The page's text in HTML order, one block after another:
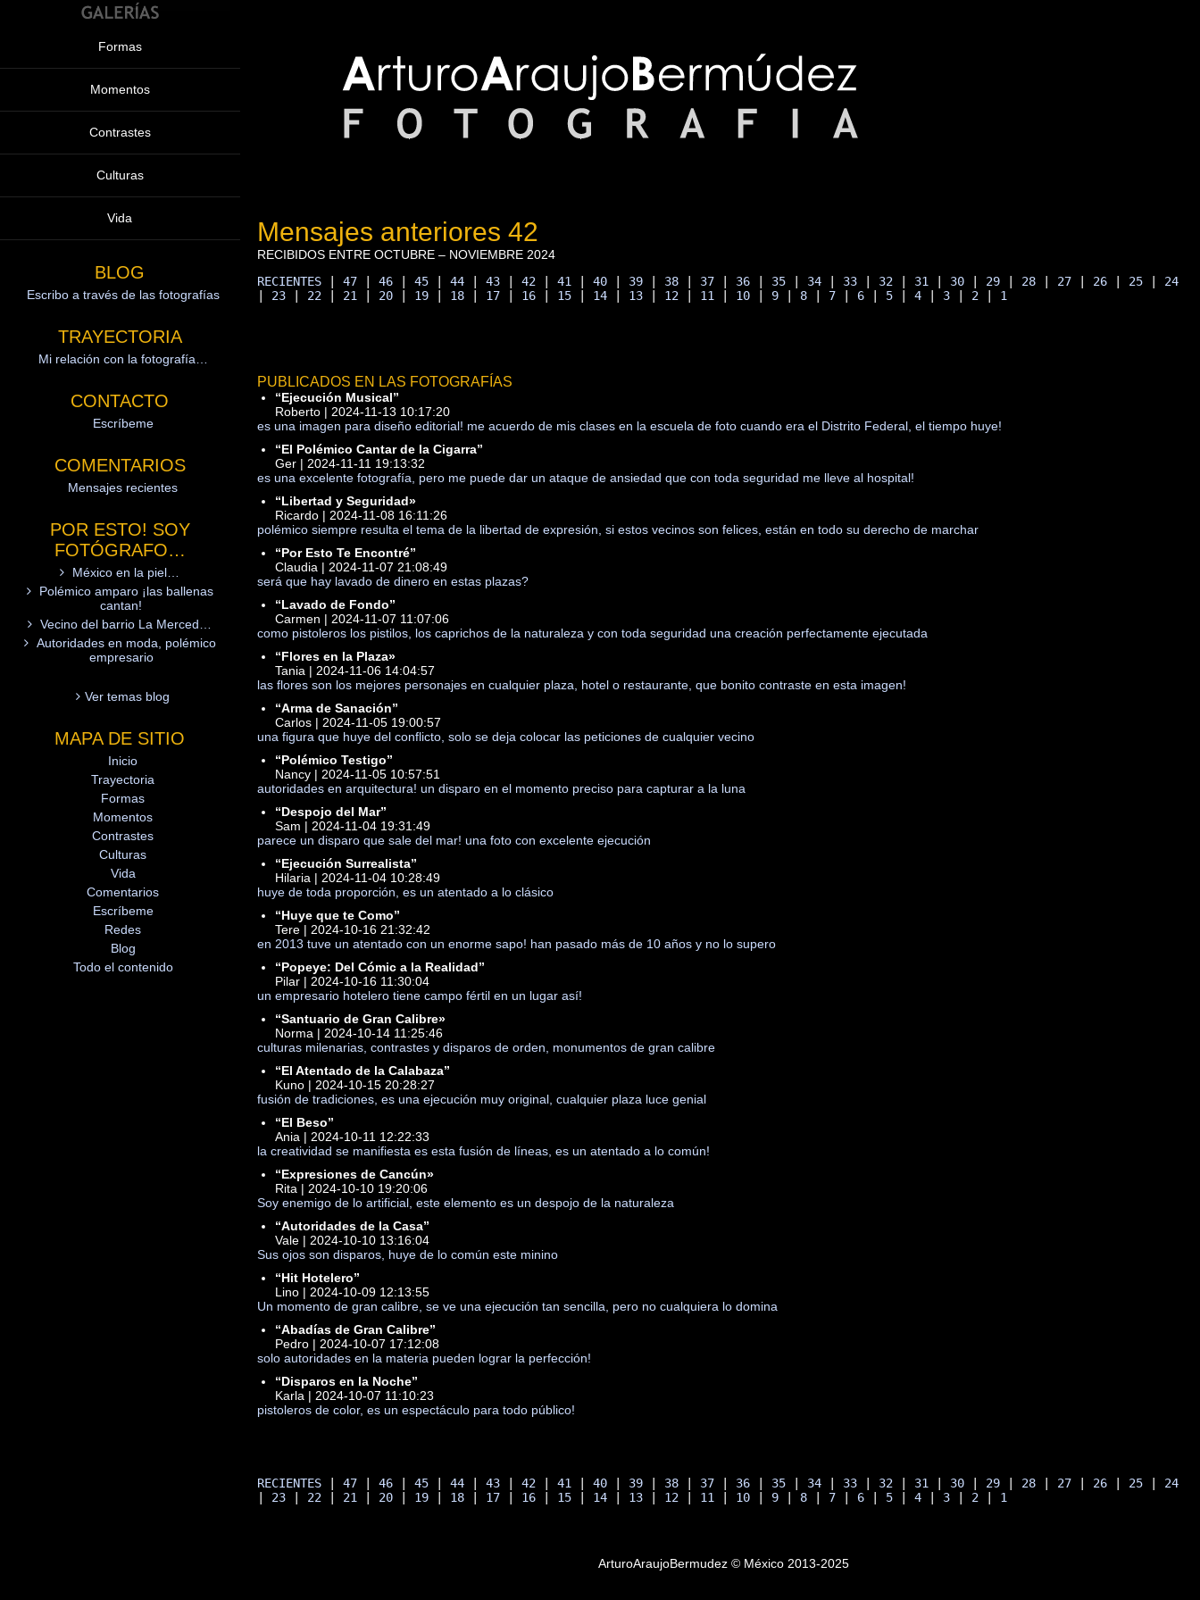
Formas
Momentos
Contrastes
Culturas
Vida
BLOG
Escribo a través de las fotografías
TRAYECTORIA
Mi relación con la fotografía…
CONTACTO
Escríbeme
COMENTARIOS
Mensajes recientes
POR ESTO! SOY
FOTÓGRAFO…
México en la piel…
Polémico amparo ¡las ballenas
cantan!
Vecino del barrio La Merced…
Autoridades en moda, polémico
empresario
Ver temas blog
MAPA DE SITIO
Inicio
Trayectoria
Formas
Momentos
Contrastes
Culturas
Vida
Comentarios
Escríbeme
Redes
Blog
Todo el contenido
Mensajes anteriores 42
RECIBIDOS ENTRE OCTUBRE – NOVIEMBRE 2024
RECIENTES | 47 | 46 | 45 | 44 | 43 | 42 | 41 | 40 39 38 37 36 35 34 33 32 31 30 29 28 27 26 25
24
23 22 21 20 19 18 17 16 15 14 13 12 11 10 9 8 7 6 5 | 4 3 2 1
PUBLICADOS EN LAS FOTOGRAFÍAS
“Ejecución Musical”
Roberto | 2024-11-13 10:17:20
es una imagen para diseño editorial! me acuerdo de mis clases en la escuela de foto cuando era el Distrito Federal, el tiempo huye!
“El Polémico Cantar de la Cigarra”
Ger | 2024-11-11 19:13:32
es una excelente fotografía, pero me puede dar un ataque de ansiedad que con toda seguridad me lleve al hospital!
“Libertad y Seguridad»
Ricardo | 2024-11-08 16:11:26
polémico siempre resulta el tema de la libertad de expresión, si estos vecinos son felices, están en todo su derecho de marchar
“Por Esto Te Encontré”
Claudia | 2024-11-07 21:08:49
será que hay lavado de dinero en estas plazas?
“Lavado de Fondo”
Carmen | 2024-11-07 11:07:06
como pistoleros los pistilos, los caprichos de la naturaleza y con toda seguridad una creación perfectamente ejecutada
“Flores en la Plaza»
Tania | 2024-11-06 14:04:57
las flores son los mejores personajes en cualquier plaza, hotel o restaurante, que bonito contraste en esta imagen!
“Arma de Sanación”
Carlos | 2024-11-05 19:00:57
una figura que huye del conflicto, solo se deja colocar las peticiones de cualquier vecino
“Polémico Testigo”
Nancy | 2024-11-05 10:57:51
autoridades en arquitectura! un disparo en el momento preciso para capturar a la luna
“Despojo del Mar”
Sam | 2024-11-04 19:31:49
parece un disparo que sale del mar! una foto con excelente ejecución
“Ejecución Surrealista”
Hilaria | 2024-11-04 10:28:49
huye de toda proporción, es un atentado a lo clásico
“Huye que te Como”
Tere | 2024-10-16 21:32:42
en 2013 tuve un atentado con un enorme sapo! han pasado más de 10 años y no lo supero
“Popeye: Del Cómic a la Realidad”
Pilar | 2024-10-16 11:30:04
un empresario hotelero tiene campo fértil en un lugar así!
“Santuario de Gran Calibre»
Norma | 2024-10-14 11:25:46
culturas milenarias, contrastes y disparos de orden, monumentos de gran calibre
“El Atentado de la Calabaza”
Kuno | 2024-10-15 20:28:27
fusión de tradiciones, es una ejecución muy original, cualquier plaza luce genial
“El Beso”
Ania | 2024-10-11 12:22:33
la creatividad se manifiesta es esta fusión de líneas, es un atentado a lo común!
“Expresiones de Cancún»
Rita | 2024-10-10 19:20:06
Soy enemigo de lo artificial, este elemento es un despojo de la naturaleza
“Autoridades de la Casa”
Vale | 2024-10-10 13:16:04
Sus ojos son disparos, huye de lo común este minino
“Hit Hotelero”
Lino | 2024-10-09 12:13:55
Un momento de gran calibre, se ve una ejecución tan sencilla, pero no cualquiera lo domina
“Abadías de Gran Calibre”
Pedro | 2024-10-07 17:12:08
solo autoridades en la materia pueden lograr la perfección!
“Disparos en la Noche”
Karla | 2024-10-07 11:10:23
pistoleros de color, es un espectáculo para todo público!
RECIENTES | 47 | 46 | 45 | 44 | 43 | 42 | 41 | 40 39 38 37 36 35 34 33 32 31 30 29 28 27 26 25
24
23 22 21 20 19 18 17 16 15 14 13 12 11 10 9 8 7 6 5 | 4 3 2 1
ArturoAraujoBermudez © México 2013-2025